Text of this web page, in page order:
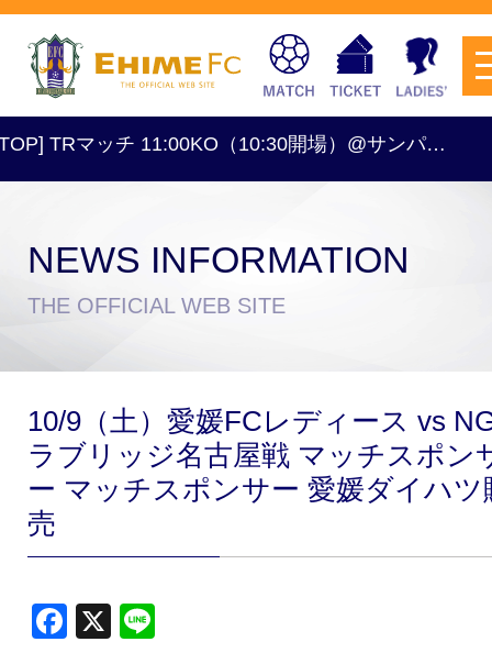
試合日程・結果 アクセス
スクール
チケットを購入
TRマッチ 11:00KO（10:30開場）@サンパ…
NEWS INFORMATION
THE OFFICIAL WEB SITE
10/9（土）愛媛FCレディース vs
ラブリッジ名古屋戦 マッチスポン
ー マッチスポンサー 愛媛ダイハツ
売
Facebook
X